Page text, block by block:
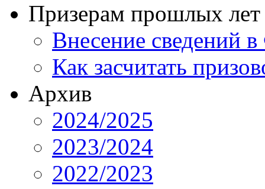
Призерам прошлых лет
Внесение
Как засчитать
Архив
2024/2025
2023/2024
2022/2023